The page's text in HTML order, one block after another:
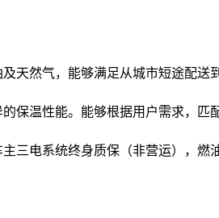
天然气，能够满足从城市短途配送
保温性能。能够根据用户需求，匹
三电系统终身质保（非营运），燃